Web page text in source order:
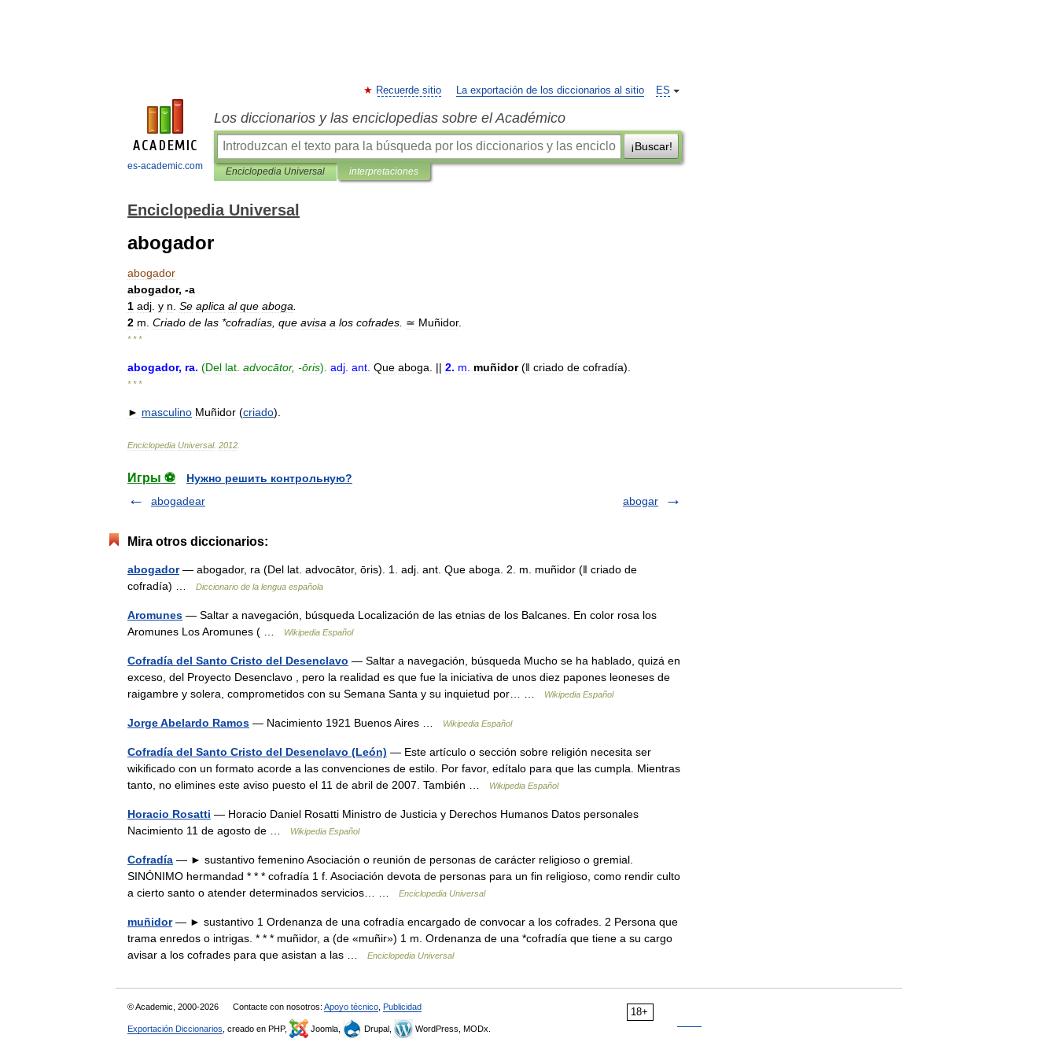
es-academic.com
ES
Recuerde sitio La exportación de los diccionarios al sitio
Los diccionarios y las enciclopedias sobre el Académico
¡Buscar!
Enciclopedia Universal interpretaciones
Enciclopedia Universal
abogador
abogador
abogador, -a
1 adj y n Se aplica al que aboga
2 m Criado de las *cofradías que avisa a los cofrades ≃ Muñidor.
* * *
abogador, ra. (Del lat advocātor, -ōris). adj ant Que aboga . || 2. m muñidor(ǁ criado de cofradía).
* * *
► masculino Muñidor (criado).
Enciclopedia Universal. 2012
Игры ⚽
Нужно решить контрольную?
abogadear
abogar
Mira otros diccionarios:
abogador— abogador, ra (Del lat. advocātor, ōris). 1. adj. ant. Que aboga. 2. m. muñidor (ǁ criado de
cofradía) …
Diccionario de la lengua española
Aromunes — Saltar a navegación, búsqueda Localización de las etnias de los Balcanes. En color rosa los
Aromunes Los Aromunes ( …
Wikipedia Español
Cofradía del Santo Cristo del Desenclavo — Saltar a navegación, búsqueda Mucho se ha hablado, quizá en
exceso, del Proyecto Desenclavo , pero la realidad es que fue la iniciativa de unos diez papones leoneses de
raigambre y solera, comprometidos con su Semana Santa y su inquietud por… …
Wikipedia Español
Jorge Abelardo Ramos — Nacimiento 1921 Buenos Aires … Wikipedia Español
Cofradía del Santo Cristo del Desenclavo (León) — Este artículo o sección sobre religión necesita ser
wikificado con un formato acorde a las convenciones de estilo. Por favor, edítalo para que las cumpla. Mientras
tanto, no elimines este aviso puesto el 11 de abril de 2007. También …
Wikipedia Español
Horacio Rosatti — Horacio Daniel Rosatti Ministro de Justicia y Derechos Humanos Datos personales
Nacimiento 11 de agosto de …
Wikipedia Español
Cofradía — ► sustantivo femenino Asociación o reunión de personas de carácter religioso o gremial.
SINÓNIMO hermandad * * * cofradía 1 f. Asociación devota de personas para un fin religioso, como rendir culto
a cierto santo o atender determinados servicios… …
Enciclopedia Universal
muñidor— ► sustantivo 1 Ordenanza de una cofradía encargado de convocar a los cofrades. 2 Persona que
trama enredos o intrigas. * * * muñidor, a (de «muñir») 1 m. Ordenanza de una *cofradía que tiene a su cargo
avisar a los cofrades para que asistan a las …
Enciclopedia Universal
18+
© Academic, 2000-2026 Contacte con nosotros: Apoyo técnico Publicidad
Exportación Diccionarios , creado en PHP, Joomla, Drupal, WordPress, MODx.